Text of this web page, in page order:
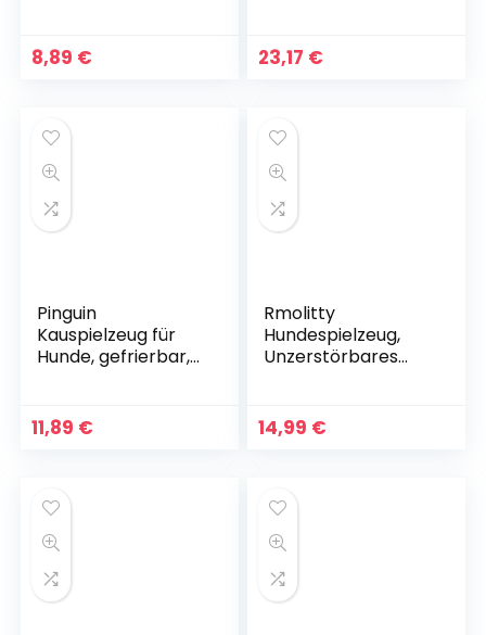
8,89 €
Versteckspiel mit
Eichhörnchen für
23,17 €
Pinguin
Kauspielzeug für
Hunde, gefrierbar,
Naturkautschuk,
interaktives Puzzle-
kleine, mittelgroße
Hunde, Spaß zum
Jagen und
Apportieren
11,89 €
Rmolitty
Hundespielzeug,
Unzerstörbares
Gummi
Quietschspielzeug
14,99 €